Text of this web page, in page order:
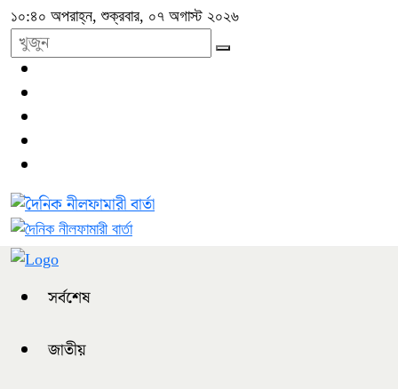
১০:৪০ অপরাহ্ন, শুক্রবার, ০৭ অগাস্ট ২০২৬
সর্বশেষ
জাতীয়